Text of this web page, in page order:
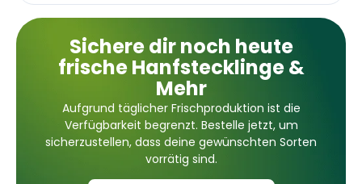
1 2 3 4 … 7 8 9 →
Sichere dir noch heute
frische Hanfstecklinge &
Mehr
Aufgrund täglicher Frischproduktion ist die
Verfügbarkeit begrenzt. Bestelle jetzt, um
sicherzustellen, dass deine gewünschten Sorten
vorrätig sind.